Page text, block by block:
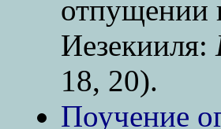
отпущении
Иезекииля:
18, 20).
Поучение